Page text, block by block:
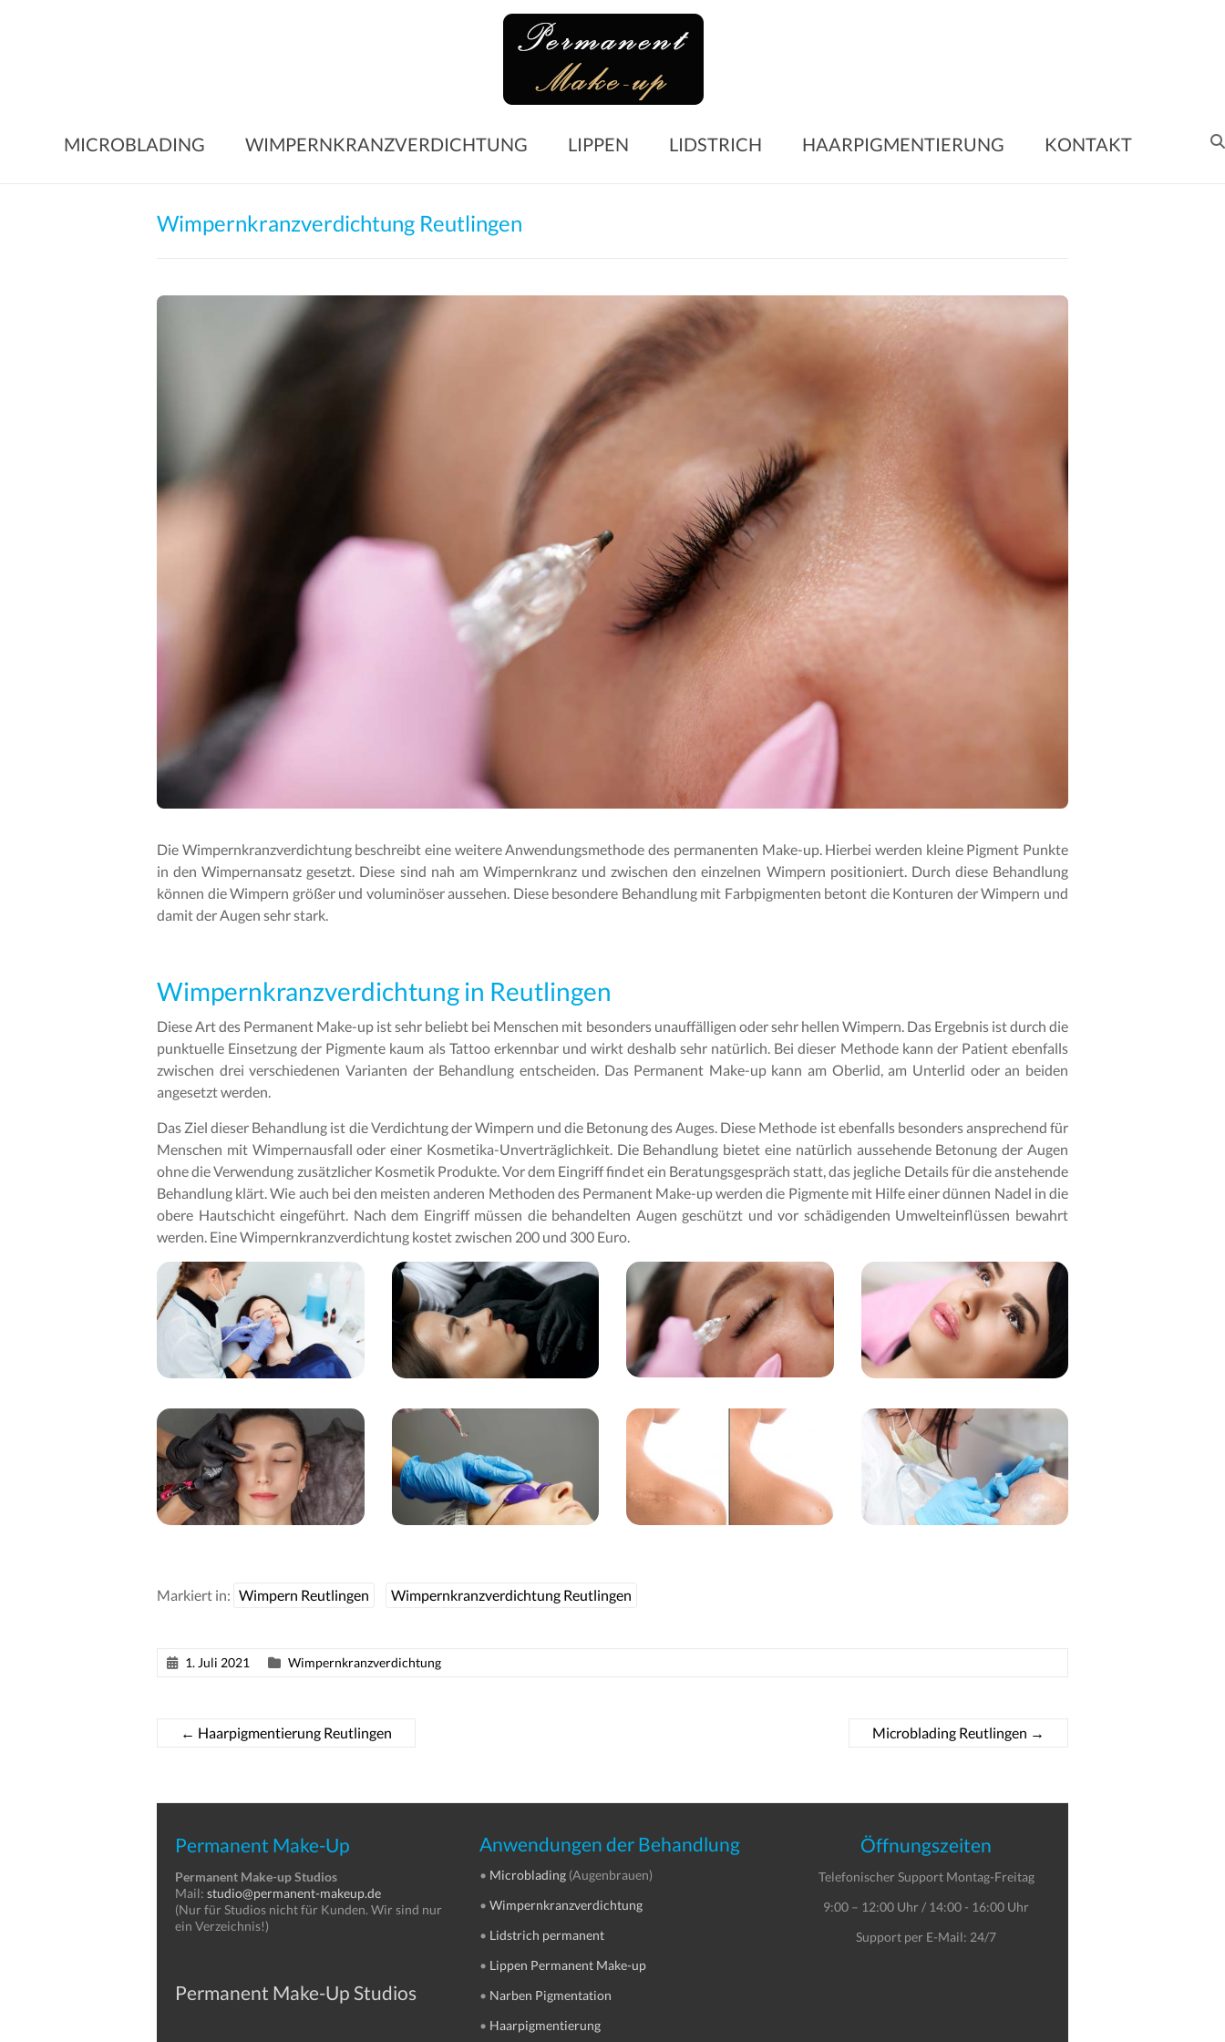
Microblading
Wimpern
MICROBLADING WIMPERNKRANZVERDICHTUNG LIPPEN LIDSTRICH HAARPIGMENTIERUNG KONTAKT
Wimpernkranzverdichtung Reutlingen
Die Wimpernkranzverdichtung beschreibt eine weitere Anwendungsmethode des permanenten Make-up. Hierbei werden kleine Pigment Punkte
in den Wimpernansatz gesetzt. Diese sind nah am Wimpernkranz und zwischen den einzelnen Wimpern positioniert. Durch diese Behandlung
können die Wimpern größer und voluminöser aussehen. Diese besondere Behandlung mit Farbpigmenten betont die Konturen der Wimpern und
damit der Augen sehr stark.
Wimpernkranzverdichtung in Reutlingen
Diese Art des Permanent Make-up ist sehr beliebt bei Menschen mit besonders unauffälligen oder sehr hellen Wimpern. Das Ergebnis ist durch die
punktuelle Einsetzung der Pigmente kaum als Tattoo erkennbar und wirkt deshalb sehr natürlich. Bei dieser Methode kann der Patient ebenfalls
zwischen drei verschiedenen Varianten der Behandlung entscheiden. Das Permanent Make-up kann am Oberlid, am Unterlid oder an beiden
angesetzt werden.
Das Ziel dieser Behandlung ist die Verdichtung der Wimpern und die Betonung des Auges. Diese Methode ist ebenfalls besonders ansprechend für
Menschen mit Wimpernausfall oder einer Kosmetika-Unverträglichkeit. Die Behandlung bietet eine natürlich aussehende Betonung der Augen
ohne die Verwendung zusätzlicher Kosmetik Produkte. Vor dem Eingriff findet ein Beratungsgespräch statt, das jegliche Details für die anstehende
Behandlung klärt. Wie auch bei den meisten anderen Methoden des Permanent Make-up werden die Pigmente mit Hilfe einer dünnen Nadel in die
obere Hautschicht eingeführt. Nach dem Eingriff müssen die behandelten Augen geschützt und vor schädigenden Umwelteinflüssen bewahrt
werden. Eine Wimpernkranzverdichtung kostet zwischen 200 und 300 Euro.
Markiert in: Wimpern Reutlingen Wimpernkranzverdichtung Reutlingen
1. Juli 2021 Wimpernkranzverdichtung
← Haarpigmentierung Reutlingen Microblading Reutlingen →
Permanent Make-Up
Permanent Make-up Studios
Mail: studio@permanent-makeup.de
(Nur für Studios nicht für Kunden. Wir sind nur
ein Verzeichnis!)
Permanent Make-Up Studios
Anwendungen der Behandlung
• Microblading (Augenbrauen)
•Wimpernkranzverdichtung
• Lidstrich permanent
• Lippen Permanent Make-up
• Narben Pigmentation
• Haarpigmentierung
Öffnungszeiten
Telefonischer Support Montag-Freitag
9:00 – 12:00 Uhr / 14:00 - 16:00 Uhr
Support per E-Mail: 24/7